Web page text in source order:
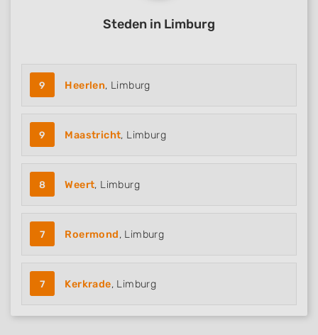
Steden in Limburg
9 Heerlen, Limburg
9 Maastricht, Limburg
8 Weert, Limburg
7 Roermond, Limburg
7 Kerkrade, Limburg